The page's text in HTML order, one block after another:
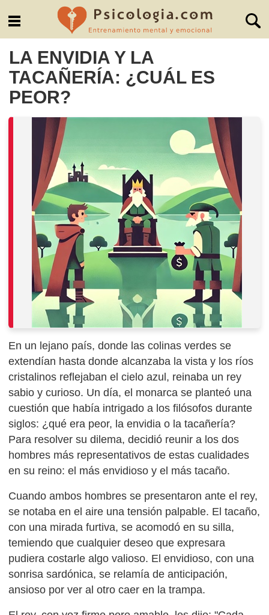
LA ENVIDIA Y LA
TACAÑERÍA: ¿CUÁL ES
PEOR?
En un lejano país, donde las colinas verdes se
extendían hasta donde alcanzaba la vista y los ríos
cristalinos reflejaban el cielo azul, reinaba un rey
sabio y curioso. Un día, el monarca se planteó una
cuestión que había intrigado a los filósofos durante
siglos: ¿qué era peor, la envidia o la tacañería?
Para resolver su dilema, decidió reunir a los dos
hombres más representativos de estas cualidades
en su reino: el más envidioso y el más tacaño.
Cuando ambos hombres se presentaron ante el rey,
se notaba en el aire una tensión palpable. El tacaño,
con una mirada furtiva, se acomodó en su silla,
temiendo que cualquier deseo que expresara
pudiera costarle algo valioso. El envidioso, con una
sonrisa sardónica, se relamía de anticipación,
ansioso por ver al otro caer en la trampa.